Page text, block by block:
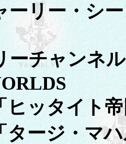
ーリー・シ
ーチャンネ
ヒッタイト
タージ・マ